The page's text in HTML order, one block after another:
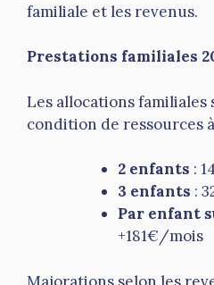
familiale et les revenus.
Prestations familiales
Les allocations familiales
condition de ressources
2 enfants :
3 enfants :
Par enfant
+181€/mois